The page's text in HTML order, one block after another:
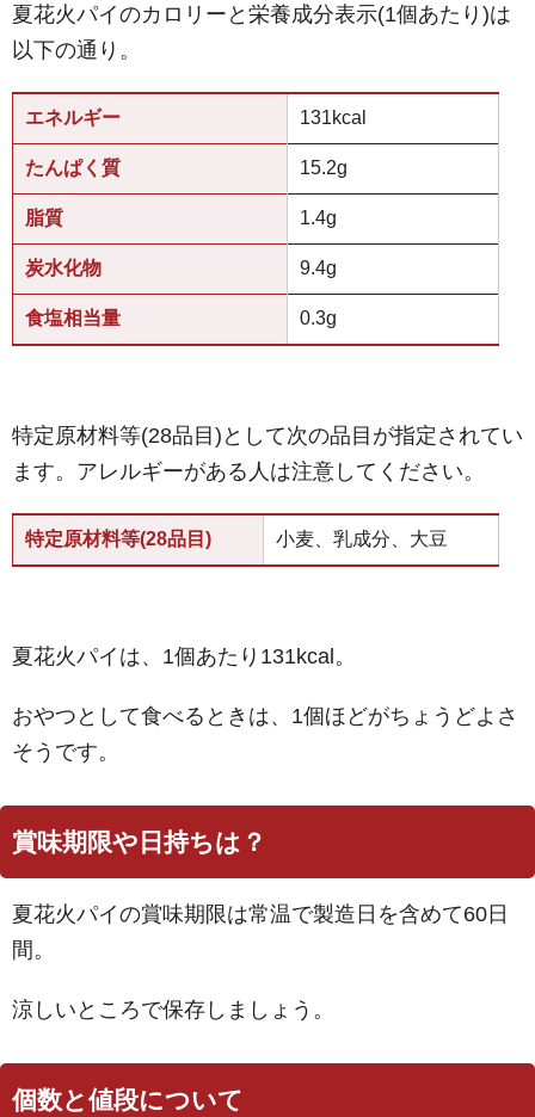
夏花火パイのカロリーと栄養成分表示(1個あたり)は
以下の通り。
エネルギー 131kcal
たんぱく質 15.2g
脂質 1.4g
炭水化物 9.4g
食塩相当量 0.3g
特定原材料等(28品目)として次の品目が指定されてい
ます。アレルギーがある人は注意してください。
特定原材料等(28品目) 小麦、乳成分、大豆
夏花火パイは、1個あたり131kcal。
おやつとして食べるときは、1個ほどがちょうどよさ
そうです。
賞味期限や日持ちは？
夏花火パイの賞味期限は常温で製造日を含めて60日
間。
涼しいところで保存しましょう。
個数と値段について